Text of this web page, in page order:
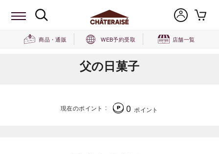
商品・通販 WEB予約受取 店舗一覧
父の日菓子
現在のポイント 0 ポイント